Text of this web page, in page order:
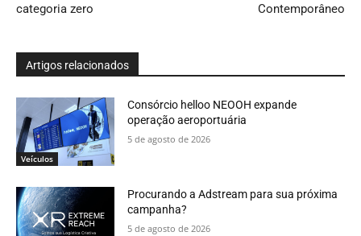
categoria zero
Contemporâneo
Artigos relacionados
Veículos
Consórcio helloo NEOOH expande
operação aeroportuária
5 de agosto de 2026
Procurando a Adstream para sua próxima
campanha?
5 de agosto de 2026